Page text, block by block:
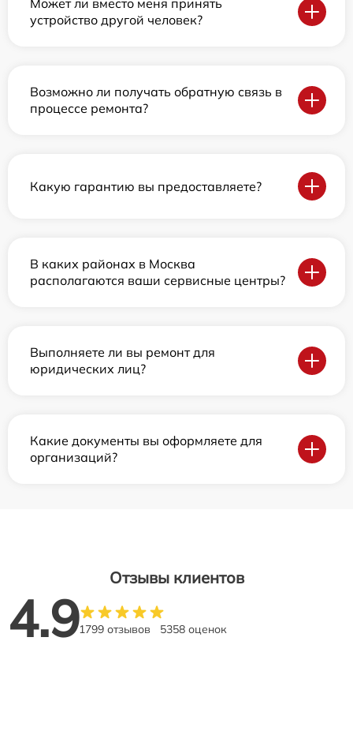
Может ли вместо меня принять
устройство другой человек?
Возможно ли получать обратную связь в
процессе ремонта?
Какую гарантию вы предоставляете?
В каких районах в Москва
располагаются ваши сервисные центры?
Выполняете ли вы ремонт для
юридических лиц?
Какие документы вы оформляете для
организаций?
Отзывы клиентов
4.91799 отзывов 5358 оценок